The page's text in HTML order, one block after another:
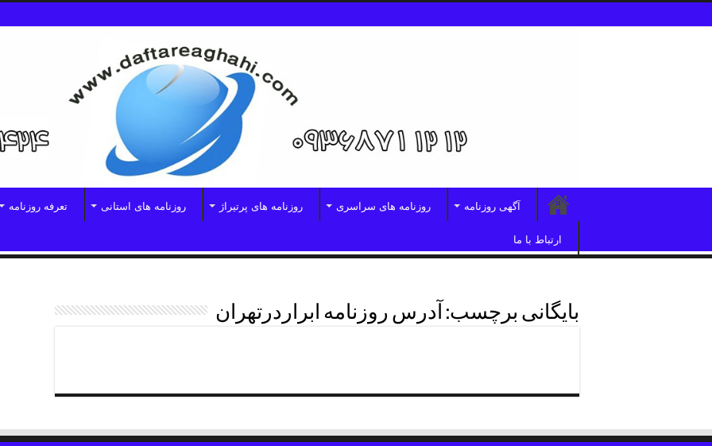
آگهی روزنامه روزنامه های سراسری روزنامه های پرتیراژ روزنامه های استانی تعرفه روزنامه
ارتباط با ما
بایگانی برچسب: آدرس روزنامه ابراردرتهران